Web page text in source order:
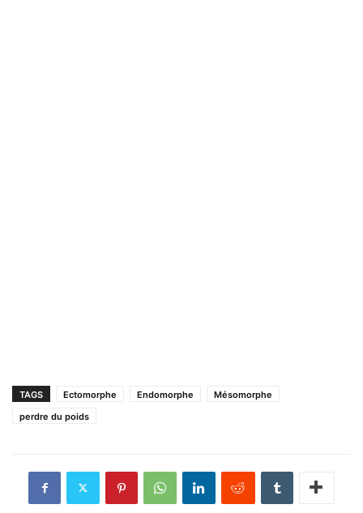
TAGS Ectomorphe Endomorphe
Mésomorphe
perdre du poids